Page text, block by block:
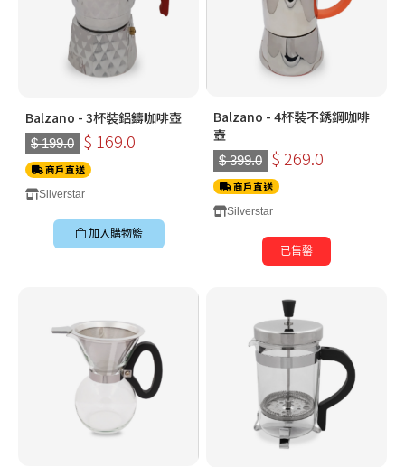
Balzano - 3杯裝鋁鑄咖啡壺
$ 199.0 $ 169.0
商戶直送
Silverstar
加入購物籃
Balzano - 4杯裝不銹鋼咖啡
壺
$ 399.0 $ 269.0
商戶直送
Silverstar
已售罄